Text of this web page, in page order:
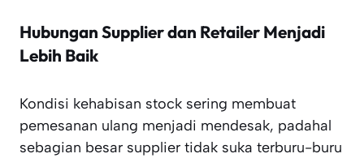
Hubungan Supplier dan Retailer Menjadi
Lebih Baik
Kondisi kehabisan stock sering membuat
pemesanan ulang menjadi mendesak, padahal
sebagian besar supplier tidak suka terburu-buru